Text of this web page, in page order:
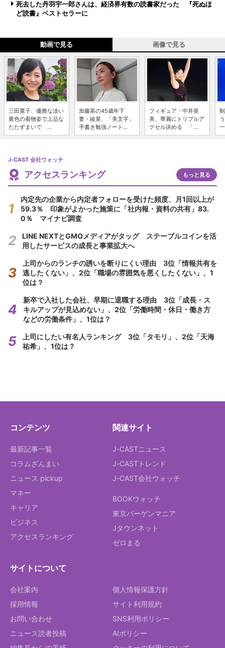
死去した丹羽宇一郎さんは、経済界有数の読書家だった 『死ぬほ
ど読書』ベストセラーに
動画で見る 画像で見る
三田寛子、優雅な淡い
黄色の着物姿で上品な
たたずまいで ...
加藤茶の45歳年下
妻・綾菜、「美文字」
手書き勉強ノート...
フィギュア・中井亜
美、華麗にトリプルア
クセル決める 「...
J-CAST 会社ウォッチ
アクセスランキング もっと見る
内定先の企業から内定者フォローを受けた頻度、月1回以上が
59.3％ 印象がよかった施策に「社内報・資料の共有」83.
0％ マイナビ調査
LINE NEXTとGMOメディアがタッグ ステーブルコインを活
用したサービスの成長と事業拡大へ
上司からのランチの誘いを断りにくい理由 3位「情報共有を
逃したくない」、2位「職場の雰囲気を悪くしたくない」、1
位は？
新卒で入社した会社、早期に退職する理由 3位「成長・ス
キルアップが見込めない」、2位「労働時間・休日・働き方
などの労働条件」、1位は？
上司にしたい有名人ランキング 3位「タモリ」、2位「天海
祐希」、1位は？
コンテンツ
最新記事一覧
コラムざんまい
ニュース pickup
マネー
キャリア
ビジネス
アクセスランキング
関連サイト
J-CASTニュース
J-CASTトレンド
J-CAST会社ウォッチ
BOOKウォッチ
東京バーゲンマニア
Jタウンネット
ゼロまる
サイトについて
会社案内
採用情報
お問い合わせ
ニュース読者投稿
個人情報保護方針
サイト利用規約
SNS利用ポリシー
AIポリシー